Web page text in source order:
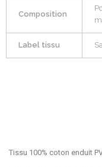
Composition
Label tissu
Tissu 100% coton enduit